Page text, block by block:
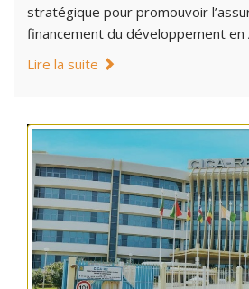
stratégique pour promouvoir
financement du développement en
Lire la suite